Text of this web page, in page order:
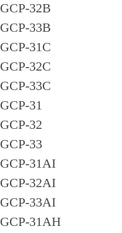
GCP-32B
GCP-33B
GCP-31C
GCP-32C
GCP-33C
GCP-31
GCP-32
GCP-33
GCP-31AI
GCP-32AI
GCP-33AI
GCP-31AH